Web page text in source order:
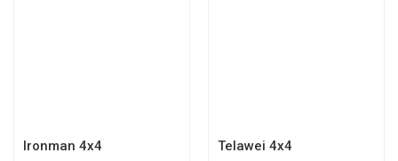
Ironman 4x4 Telawei 4x4